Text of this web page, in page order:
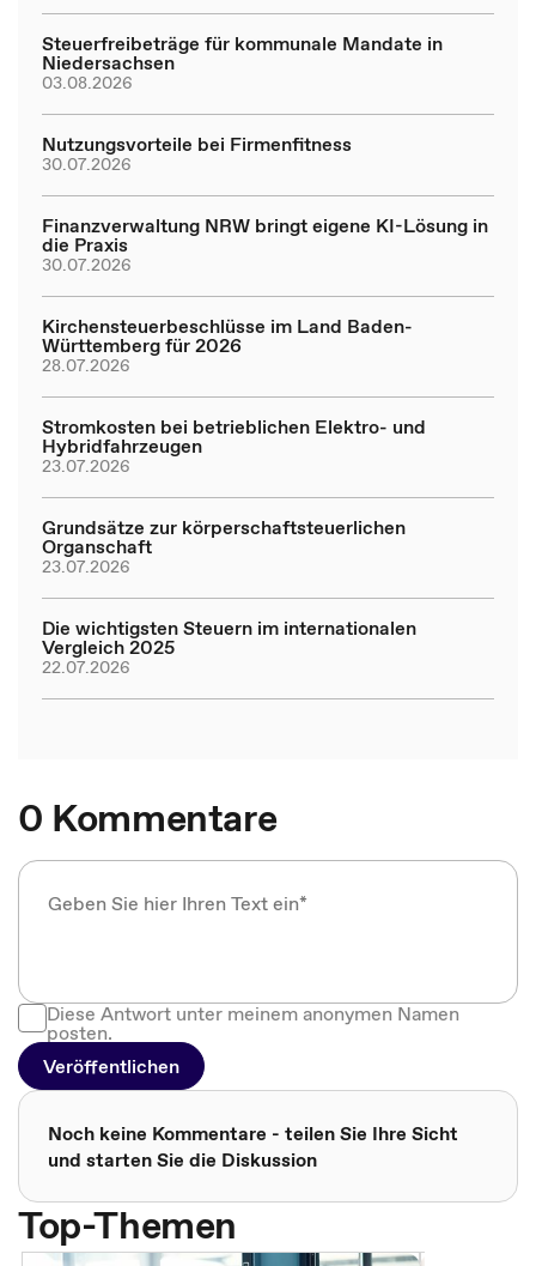
Steuerfreibeträge für kommunale Mandate in
Niedersachsen
03.08.2026
Nutzungsvorteile bei Firmenfitness
30.07.2026
Finanzverwaltung NRW bringt eigene KI-Lösung in
die Praxis
30.07.2026
Kirchensteuerbeschlüsse im Land Baden-
Württemberg für 2026
28.07.2026
Stromkosten bei betrieblichen Elektro- und
Hybridfahrzeugen
23.07.2026
Grundsätze zur körperschaftsteuerlichen
Organschaft
23.07.2026
Die wichtigsten Steuern im internationalen
Vergleich 2025
22.07.2026
0 Kommentare
Diese Antwort unter meinem anonymen Namen
posten.
Veröffentlichen
Noch keine Kommentare - teilen Sie Ihre Sicht
und starten Sie die Diskussion
Top-Themen